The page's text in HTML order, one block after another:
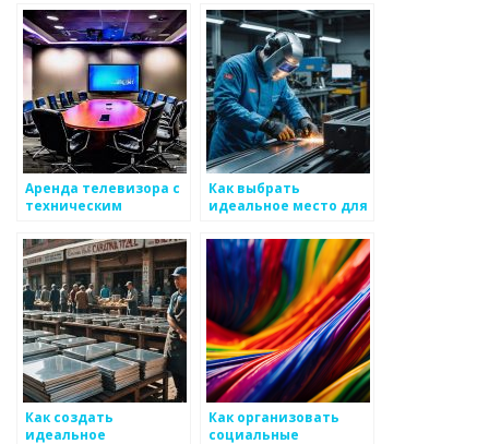
сложных условиях
Аренда телевизора с
техническим
TECH
Как выбрать
идеальное место для
металлических
изделий
Как создать
идеальное
Как организовать
социальные